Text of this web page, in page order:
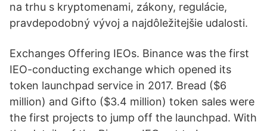
na trhu s kryptomenami, zákony, regulácie,
pravdepodobný vývoj a najdôležitejšie udalosti.
Exchanges Offering IEOs. Binance was the first
IEO-conducting exchange which opened its
token launchpad service in 2017. Bread ($6
million) and Gifto ($3.4 million) token sales were
the first projects to jump off the launchpad. With